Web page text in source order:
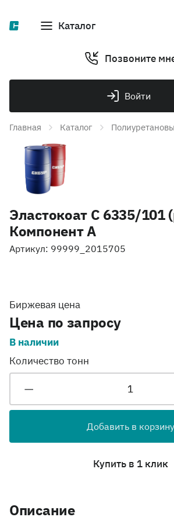
Каталог
Позвоните
Войти
Главная Каталог
Эластокоат С 6335/101
Компонент А
Артикул: 99999_2015705
Биржевая цена
Цена по запросу
В наличии
Количество тонн
Добавить в корзину
Купить в 1 клик
Описание